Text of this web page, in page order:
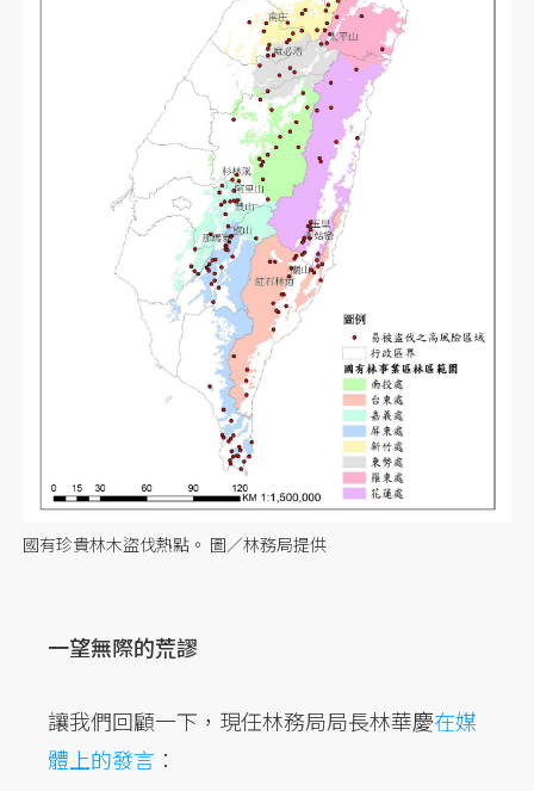
國有珍貴林木盜伐熱點。 圖／林務局提供
一望無際的荒謬
讓我們回顧一下，現任林務局局長林華慶在媒
體上的發言 ：